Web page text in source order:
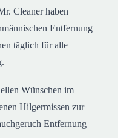
Cleaner haben
Entfernung
täglich für alle
Wünschen im
Hilgermissen zur
Entfernung